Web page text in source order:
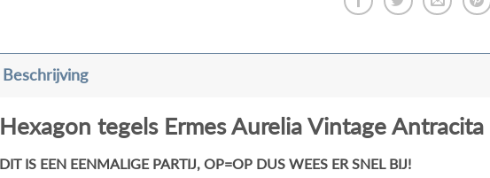
Beschrijving
Hexagon tegels Ermes Aurelia Vintage Antracita
DIT IS EEN EENMALIGE PARTIJ, OP=OP DUS WEES ER SNEL BIJ!